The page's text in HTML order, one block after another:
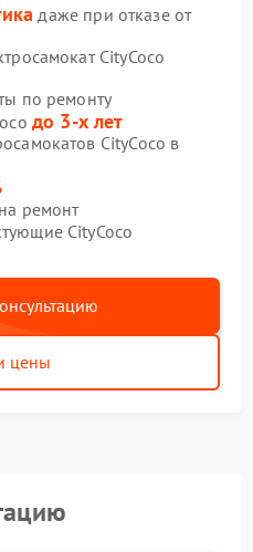
даже при отказе от
CityCoco
по ремонту
до 3-х лет
CityCoco в
ремонт
CityCoco
цены